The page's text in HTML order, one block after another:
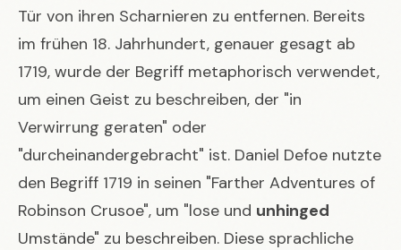
Tür von ihren Scharnieren zu entfernen. Bereits
im frühen 18. Jahrhundert, genauer gesagt ab
1719, wurde der Begriff metaphorisch verwendet,
um einen Geist zu beschreiben, der "in
Verwirrung geraten" oder
"durcheinandergebracht" ist. Daniel Defoe nutzte
den Begriff 1719 in seinen "Farther Adventures of
Robinson Crusoe", um "lose und unhinged
Umstände" zu beschreiben. Diese sprachliche